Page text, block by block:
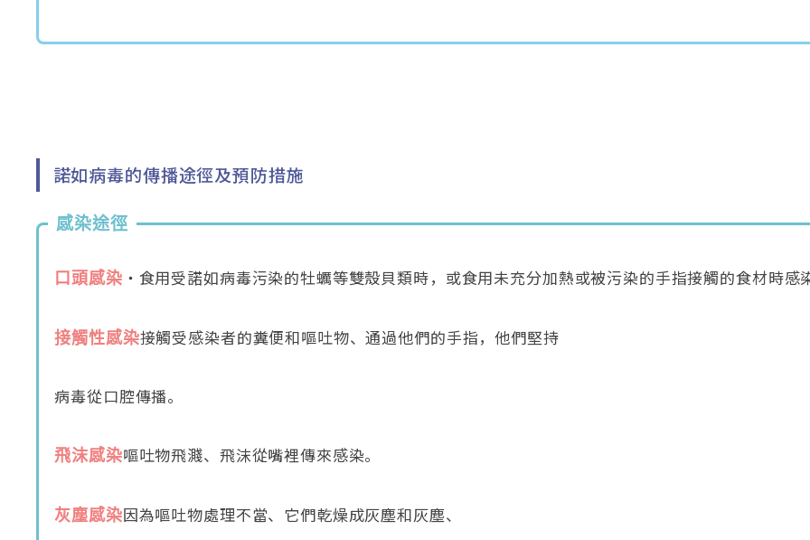
諾如病毒的傳播途徑及預防措施
感染途徑
口頭感染 ・食用受諾如病毒污染的牡蠣等雙殼貝類時，或食用未充分加熱或被污染的手指接觸的食材時感
接觸性感染接觸受感染者的糞便和嘔吐物、通過他們的手指，他們堅持
病毒從口腔傳播。
飛沫感染嘔吐物飛濺、飛沫從嘴裡傳來感染。
灰塵感染因為嘔吐物處理不當、它們乾燥成灰塵和灰塵、